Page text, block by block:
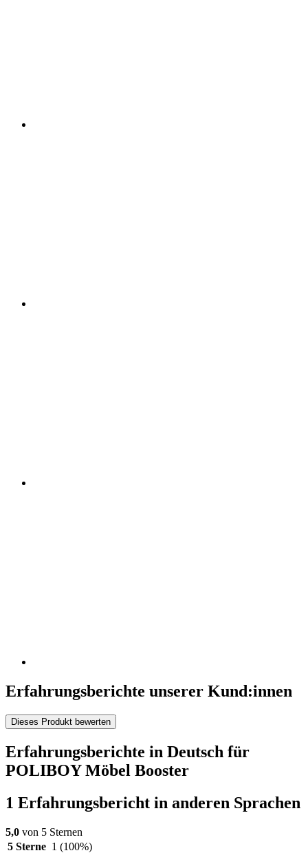
Erfahrungsberichte unserer Kund:innen
Dieses Produkt bewerten
Erfahrungsberichte in Deutsch für
POLIBOY Möbel Booster
1 Erfahrungsbericht in anderen Sprachen
5,0 von 5 Sternen
5 Sterne 1 (100%)